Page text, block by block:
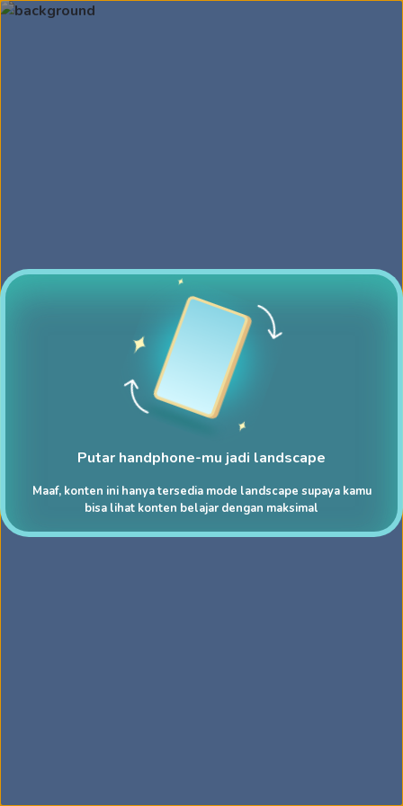
Putar handphone-mu jadi landscape
Maaf, konten ini hanya tersedia mode landscape supaya kamu
bisa lihat konten belajar dengan maksimal